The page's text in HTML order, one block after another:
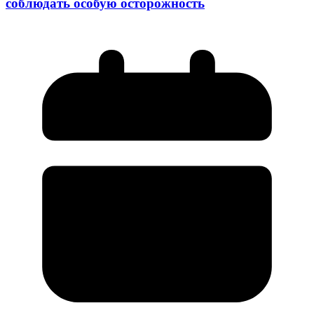
соблюдать особую осторожность